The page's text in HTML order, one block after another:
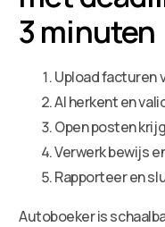
3 minuten
Upload facturen
AI herkent en
Open posten
Verwerk bewijs
Rapporteer en
Autoboeker is